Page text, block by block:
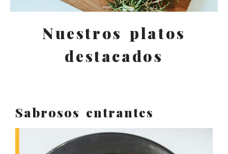
Nuestros platos
destacados
Sabrosos entrantes